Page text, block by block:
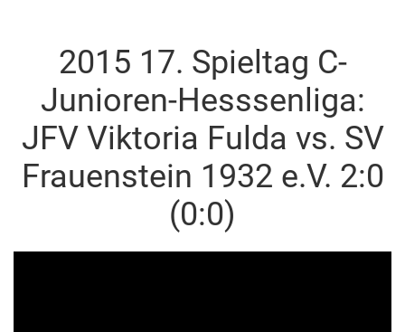
2015 17. Spieltag C-
Junioren-Hesssenliga:
JFV Viktoria Fulda vs. SV
Frauenstein 1932 e.V. 2:0
(0:0)